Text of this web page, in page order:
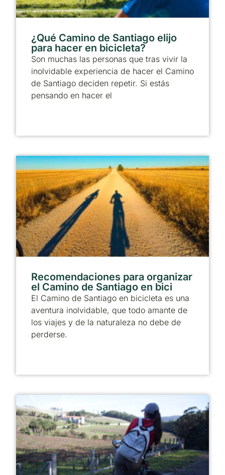
¿Qué Camino de Santiago elijo
para hacer en bicicleta?
Son muchas las personas que tras vivir la
inolvidable experiencia de hacer el Camino
de Santiago deciden repetir. Si estás
pensando en hacer el
Recomendaciones para organizar
el Camino de Santiago en bici
El Camino de Santiago en bicicleta es una
aventura inolvidable, que todo amante de
los viajes y de la naturaleza no debe de
perderse.